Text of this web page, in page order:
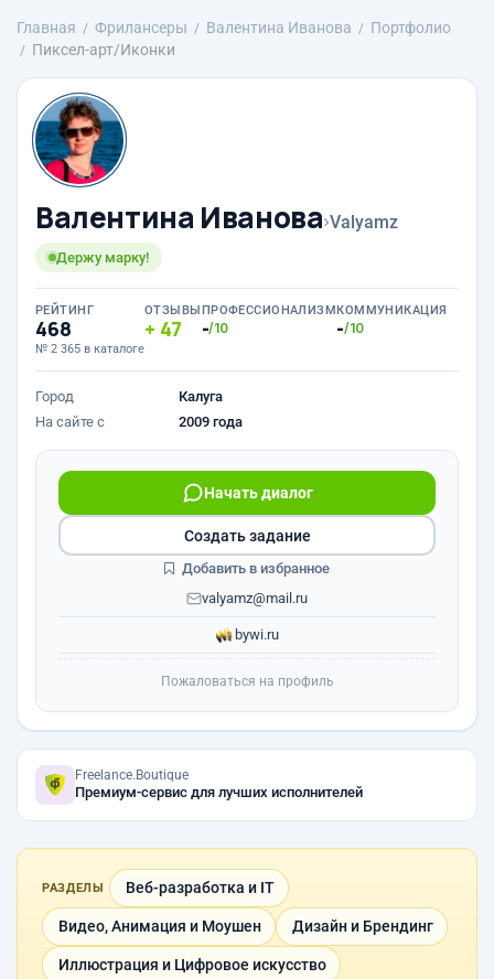
Главная Фрилансеры Валентина Иванова
Портфолио
Пиксел-арт/Иконки
Валентина Иванова›Valyamz
Держу марку!
РЕЙТИНГ
468
№ 2 365 в каталоге
ОТЗЫВЫ
47
ПРОФЕССИОНАЛИЗМ
-/10
КОММУНИКАЦИЯ
-/10
Город
Калуга
На сайте с
2009 года
Начать диалог
valyamz@mail.ru
bywi.ru
Создать задание
Добавить в избранное
Пожаловаться на профиль
Freelance.Boutique
Премиум-сервис для лучших исполнителей
РАЗДЕЛЫ Веб-разработка и IT
Видео, Анимация и Моушен Дизайн и Брендинг
Иллюстрация и Цифровое искусство